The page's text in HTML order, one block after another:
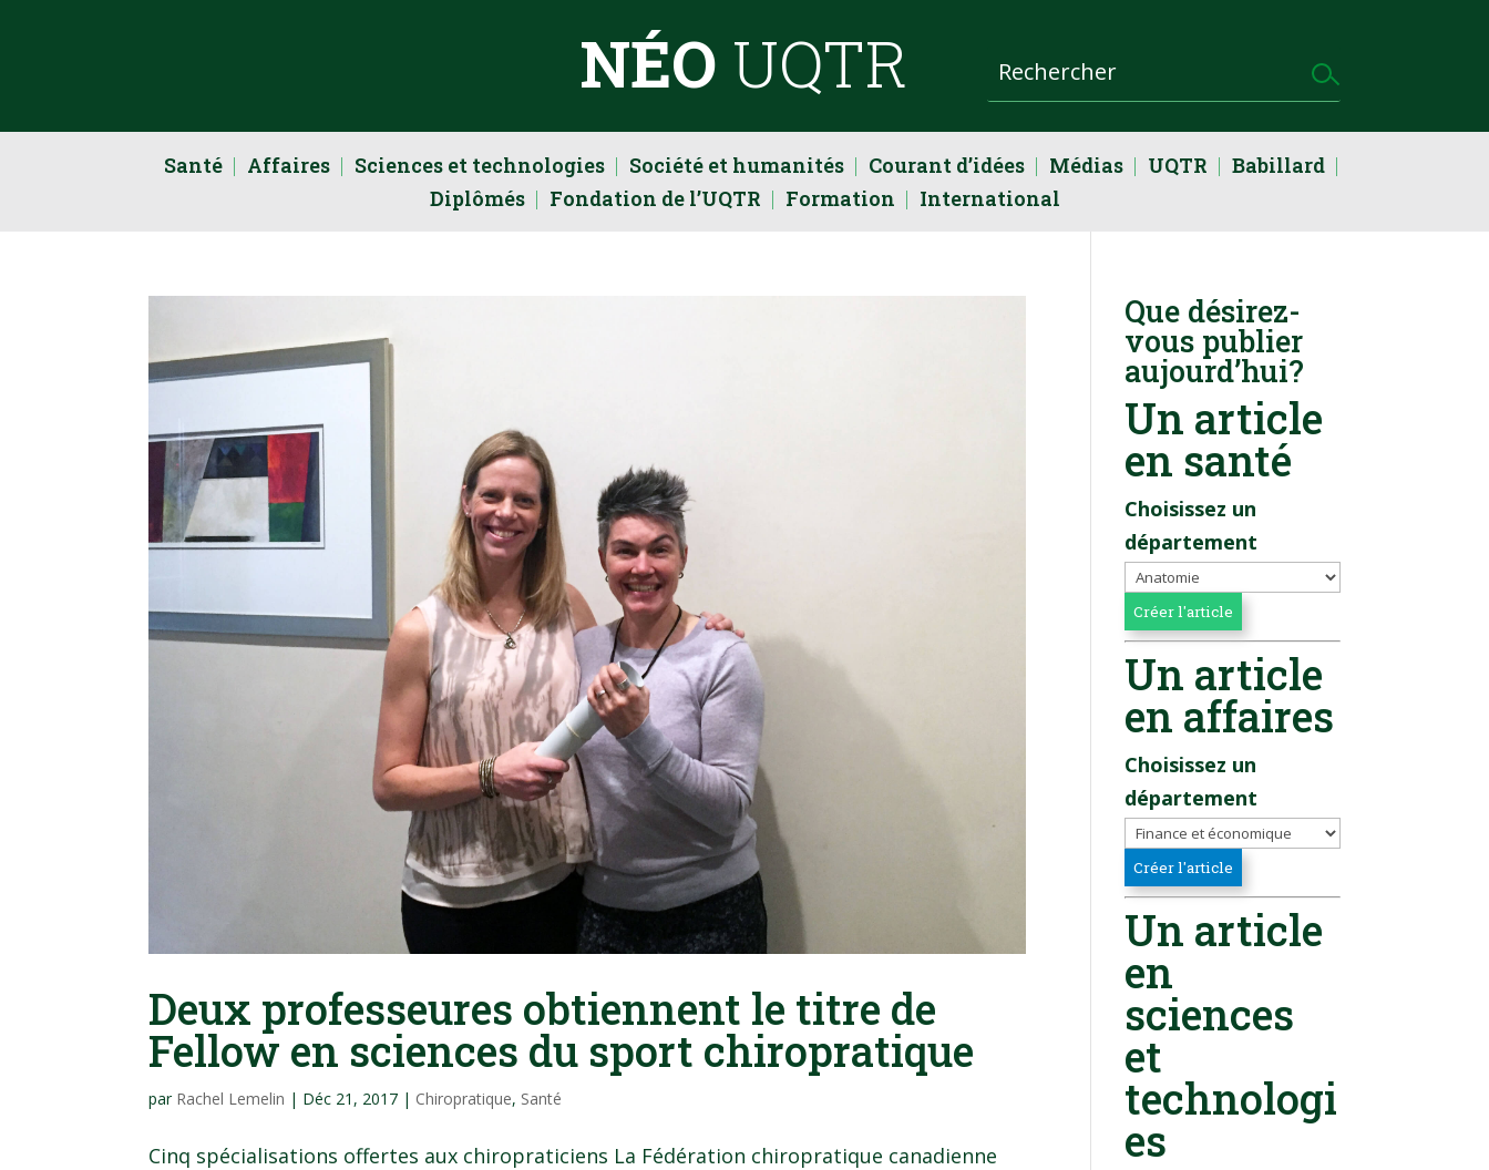
NÉO UQTR
Santé Affaires Sciences et technologies Société et humanités Courant d’idées Médias UQTR
Babillard
Diplômés
Fondation de l’UQTR Formation International
Deux professeures obtiennent le titre de
Fellow en sciences du sport chiropratique
par Rachel Lemelin | Déc 21, 2017 | Chiropratique, Santé
Cinq spécialisations offertes aux chiropraticiens La Fédération chiropratique canadienne
Que désirez-
vous publier
aujourd’hui?
Un article
en santé
Choisissez un
département
Un article
en affaires
Choisissez un
département
Un article
en
sciences
et
technologi
es